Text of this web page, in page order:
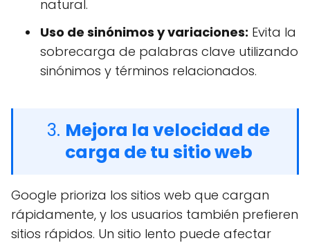
natural.
Uso de sinónimos y variaciones: Evita la
sobrecarga de palabras clave utilizando
sinónimos y términos relacionados.
3. Mejora la velocidad de
carga de tu sitio web
Google prioriza los sitios web que cargan
rápidamente, y los usuarios también prefieren
sitios rápidos. Un sitio lento puede afectar